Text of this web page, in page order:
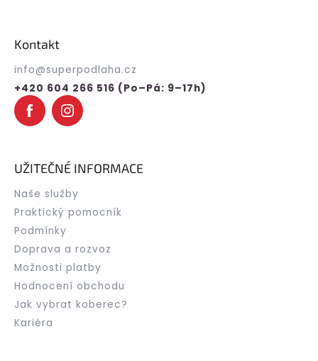
Kontakt
info@superpodlaha.cz
+420 604 266 516 (Po–Pá: 9–17h)
UŽITEČNÉ INFORMACE
Naše služby
Praktický pomocník
Podmínky
Doprava a rozvoz
Možnosti platby
Hodnocení obchodu
Jak vybrat koberec?
Kariéra